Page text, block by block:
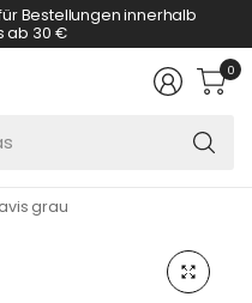
Bestellungen innerhalb
ab 30 €
0
grau